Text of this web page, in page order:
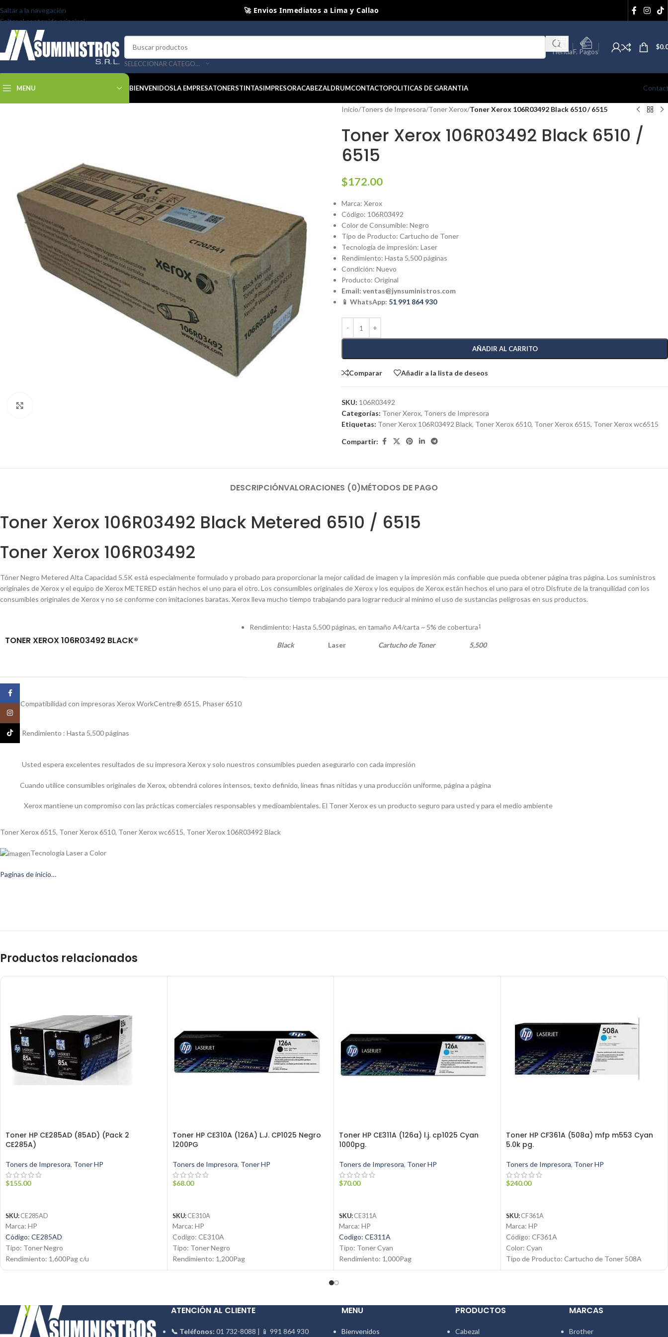
Saltar a la navegación
Saltar al contenido principal
📦 Envios Diarios a todo el Peru
🤝 Pago contra entrega Lima y Callao
⭐ Productos Originales y Nuevos
SELECCIONAR CATEGORÍA
TiendaF. Pagos
$
MENU BIENVENIDOSLA EMPRESATONERSTINTASIMPRESORACABEZALDRUMCONTACTOPOLITICAS DE GARANTIA
Inicio/Toners de Impresora/Toner Xerox/Toner Xerox 106R03492 Black 6510 / 6515
Toner Xerox 106R03492 Black 6510 /
6515
$172.00
Marca: Xerox
Código: 106R03492
Color de Consumible: Negro
Tipo de Producto: Cartucho de Toner
Tecnología de impresión: Laser
Rendimiento: Hasta 5,500 páginas
Condición: Nuevo
Producto: Original
Email: ventas@jynsuministros.com
📱 WhatsApp: 51 991 864 930
AÑADIR AL CARRITO
Comparar Añadir a la lista de deseos
SKU: 106R03492
Categorías: Toner Xerox, Toners de Impresora
Etiquetas: Toner Xerox 106R03492 Black, Toner Xerox 6510, Toner Xerox 6515, Toner Xerox wc6515
Compartir:
DESCRIPCIÓNVALORACIONES (0)MÉTODOS DE PAGO
Toner Xerox 106R03492 Black Metered 6510 / 6515
Toner Xerox 106R03492
Tóner Negro Metered Alta Capacidad 5.5K está especialmente formulado y probado para proporcionar la mejor calidad de imagen y la impresión más confiable que pueda obtener página tras página. Los suministros
originales de Xerox y el equipo de Xerox METERED están hechos el uno para el otro. Los consumibles originales de Xerox y los equipos de Xerox están hechos el uno para el otro Disfrute de la tranquilidad con los
consumibles originales de Xerox y no se conforme con imitaciones baratas. Xerox lleva mucho tiempo trabajando para lograr reducir al mínimo el uso de sustancias peligrosas en sus productos.
TONER XEROX 106R03492 BLACK®
Rendimiento: Hasta 5,500 páginas, en tamaño A4/carta ~ 5% de cobertura1
Black Laser Cartucho de Toner 5,500
Compatibilidad con impresoras Xerox WorkCentre® 6515, Phaser 6510
Rendimiento : Hasta 5,500 páginas
Usted espera excelentes resultados de su impresora Xerox y solo nuestros consumibles pueden asegurarlo con cada impresión
Cuando utilice consumibles originales de Xerox, obtendrá colores intensos, texto definido, líneas finas nítidas y una producción uniforme, página a página
Xerox mantiene un compromiso con las prácticas comerciales responsables y medioambientales. El Toner Xerox es un producto seguro para usted y para el medio ambiente
Toner Xerox 6515, Toner Xerox 6510, Toner Xerox wc6515, Toner Xerox 106R03492 Black
Tecnología Laser a Color
Paginas de inicio…
Productos relacionados
Toner HP CE285AD (85AD) (Pack 2
CE285A)
Toners de Impresora, Toner HP
$155.00
SKU: CE285AD
Marca: HP
Código: CE285AD
Tipo: Toner Negro
Rendimiento: 1,600Pag c/u
Condición: Nuevo
📱 WhatsApp:
51 991 864 930
Toner HP CE310A (126A) L.J. CP1025 Negro
1200PG
Toners de Impresora, Toner HP
$68.00
SKU: CE310A
Marca: HP
Codigo: CE310A
Tipo: Toner Negro
Rendimiento: 1,200Pag
Condicion: Nuevo
Toner HP CE311A (126a) l.j. cp1025 Cyan
1000pg.
Toners de Impresora, Toner HP
$70.00
SKU: CE311A
Marca: HP
Codigo: CE311A
Tipo: Toner Cyan
Rendimiento: 1,000Pag
Condicion: Nuevo
📱WhatsApp: 51 991 864 930
Toner HP CF361A (508a) mfp m553 Cyan
5.0k pg.
Toners de Impresora, Toner HP
$240.00
SKU: CF361A
Marca: HP
Código: CF361A
Color: Cyan
Tipo de Producto: Cartucho de Toner 508A
Tecnología de impresión: Laser
ventas@jynsuministros.com
ATENCIÓN AL CLIENTE
📞 Teléfonos: 01 732-8088 | 📱 991 864 930
MENU
Bienvenidos
PRODUCTOS
Cabezal
MARCAS
Brother
TikTok